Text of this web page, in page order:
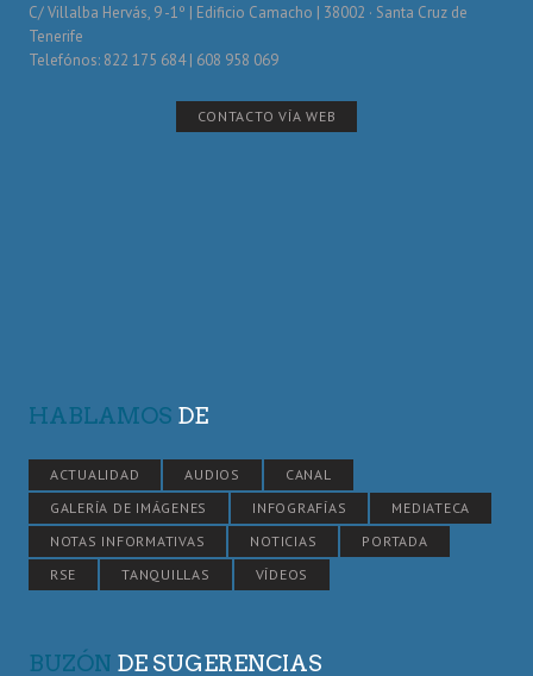
C/ Villalba Hervás, 9 -1º | Edificio Camacho | 38002 · Santa Cruz de
Tenerife
Telefónos: 822 175 684 | 608 958 069
CONTACTO VÍA WEB
HABLAMOS DE
ACTUALIDAD AUDIOS
CANAL
GALERÍA DE IMÁGENES
INFOGRAFÍAS
MEDIATECA
NOTAS INFORMATIVAS
NOTICIAS
PORTADA
RSE
TANQUILLAS VÍDEOS
BUZÓN DE SUGERENCIAS